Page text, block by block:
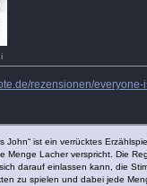
rezensionen/everyone-
John“ ist ein verrücktes
Menge Lacher verspricht. Die
darauf einlassen kann, die
zu spielen und dabei jede